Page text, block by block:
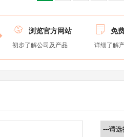
 浏览官方网站
初步了解公司及产品
 免
详细了解